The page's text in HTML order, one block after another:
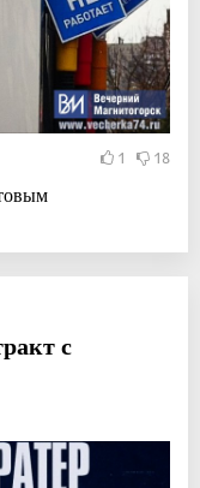
1 18
с